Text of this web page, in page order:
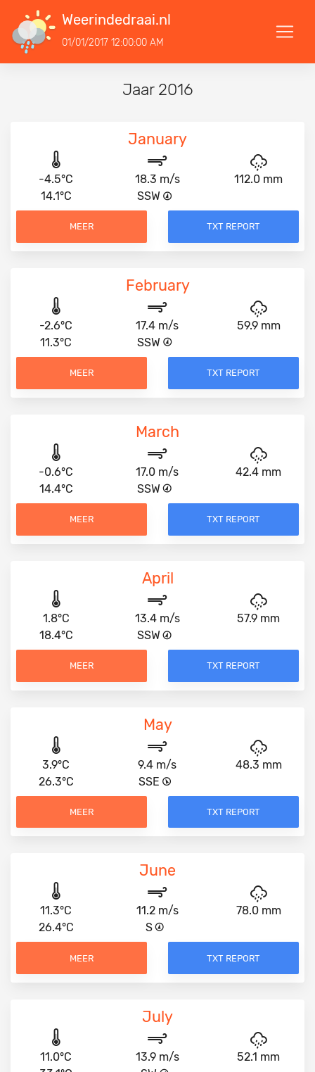
Weerindedraai.nl
01/01/2017 12:00:00 AM
Jaar 2016
January
-4.5°C
14.1°C
18.3 m/s
SSW
112.0 mm
MEER TXT REPORT
February
-2.6°C
11.3°C
17.4 m/s
SSW
59.9 mm
MEER TXT REPORT
March
-0.6°C
14.4°C
17.0 m/s
SSW
42.4 mm
MEER TXT REPORT
April
1.8°C
18.4°C
13.4 m/s
SSW
57.9 mm
MEER TXT REPORT
May
3.9°C
26.3°C
9.4 m/s
SSE
48.3 mm
MEER TXT REPORT
June
11.3°C
26.4°C
11.2 m/s
S
78.0 mm
MEER TXT REPORT
July
11.0°C
13.9 m/s
52.1 mm